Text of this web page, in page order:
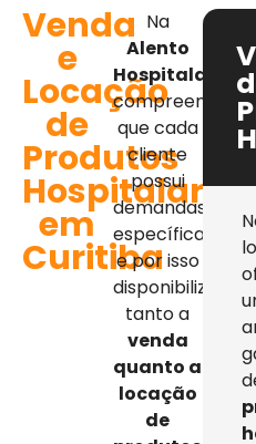
Venda
e
Locação
de
Produtos
Hospitalares
em
Curitiba
Na
Alento
Hospitalar
que cada
cliente
possui
demandas
específicas,
e por isso
disponibilizamos
tanto a
venda
quanto a
locação
de